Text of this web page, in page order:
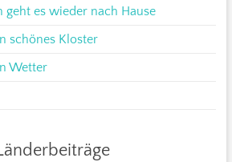
geht es wieder nach Hause
schönes Kloster
Wetter